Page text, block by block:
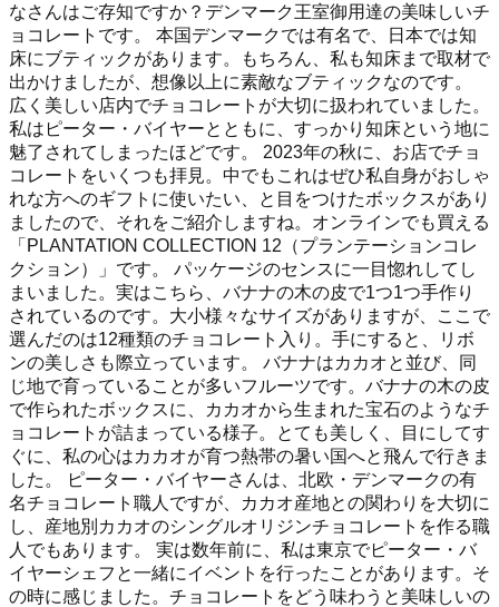
なさんはご存知ですか？デンマーク王室御用達の美味しいチ
ョコレートです。 本国デンマークでは有名で、日本では知
床にブティックがあります。もちろん、私も知床まで取材で
出かけましたが、想像以上に素敵なブティックなのです。
広く美しい店内でチョコレートが大切に扱われていました。
私はピーター・バイヤーとともに、すっかり知床という地に
魅了されてしまったほどです。 2023年の秋に、お店でチョ
コレートをいくつも拝見。中でもこれはぜひ私自身がおしゃ
れな方へのギフトに使いたい、と目をつけたボックスがあり
ましたので、それをご紹介しますね。オンラインでも買える
「PLANTATION COLLECTION 12（プランテーションコレ
クション）」です。 パッケージのセンスに一目惚れしてし
まいました。実はこちら、バナナの木の皮で1つ1つ手作り
されているのです。大小様々なサイズがありますが、ここで
選んだのは12種類のチョコレート入り。手にすると、リボ
ンの美しさも際立っています。 バナナはカカオと並び、同
じ地で育っていることが多いフルーツです。バナナの木の皮
で作られたボックスに、カカオから生まれた宝石のようなチ
ョコレートが詰まっている様子。とても美しく、目にしてす
ぐに、私の心はカカオが育つ熱帯の暑い国へと飛んで行きま
した。 ピーター・バイヤーさんは、北欧・デンマークの有
名チョコレート職人ですが、カカオ産地との関わりを大切に
し、産地別カカオのシングルオリジンチョコレートを作る職
人でもあります。 実は数年前に、私は東京でピーター・バ
イヤーシェフと一緒にイベントを行ったことがあります。そ
の時に感じました。チョコレートをどう味わうと美味しいの